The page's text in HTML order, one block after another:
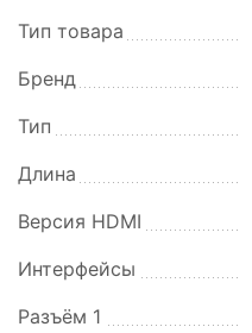
Тип товара
Бренд
Тип
Длина
Версия HDMI
Интерфейсы
Разъём 1